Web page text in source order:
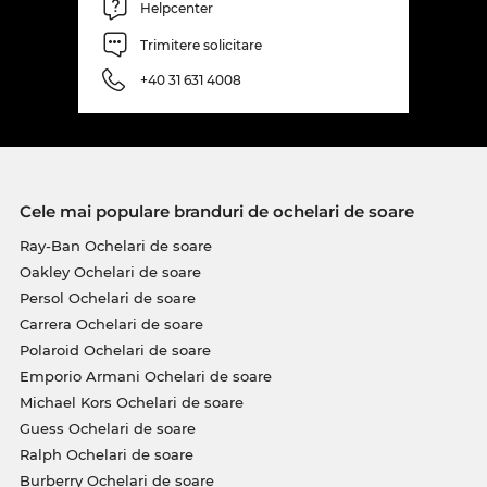
Helpcenter
Trimitere solicitare
+40 31 631 4008
Cele mai populare branduri de ochelari de soare
Ray-Ban Ochelari de soare
Oakley Ochelari de soare
Persol Ochelari de soare
Carrera Ochelari de soare
Polaroid Ochelari de soare
Emporio Armani Ochelari de soare
Michael Kors Ochelari de soare
Guess Ochelari de soare
Ralph Ochelari de soare
Burberry Ochelari de soare